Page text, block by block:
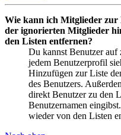
Wie kann ich Mitglieder zur
der ignorierten Mitglieder
den Listen entfernen?
Du kannst Benutzer auf
jedem Benutzerprofil
Hinzufügen zur Liste
des Benutzers.
direkt Benutzer zu den
Benutzernamen
wieder von den Listen